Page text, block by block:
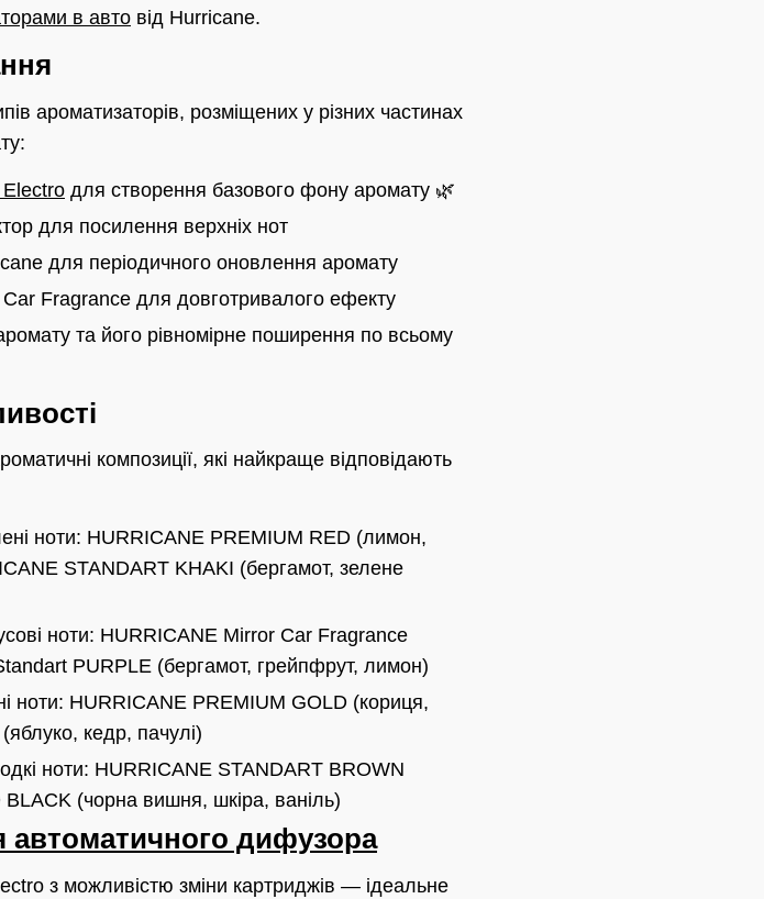
в авто від Hurricane.
ароматизаторів, розміщених у різних частинах
для створення базового фону аромату 🌿
для посилення верхніх нот
для періодичного оновлення аромату
Car Fragrance для довготривалого ефекту
та його рівномірне поширення по всьому
композиції, які найкраще відповідають
ноти: HURRICANE PREMIUM RED (лимон,
STANDART KHAKI (бергамот, зелене
ноти: HURRICANE Mirror Car Fragrance
PURPLE (бергамот, грейпфрут, лимон)
ноти: HURRICANE PREMIUM GOLD (кориця,
кедр, пачулі)
ноти: HURRICANE STANDART BROWN
(чорна вишня, шкіра, ваніль)
автоматичного дифузора
з можливістю зміни картриджів — ідеальне